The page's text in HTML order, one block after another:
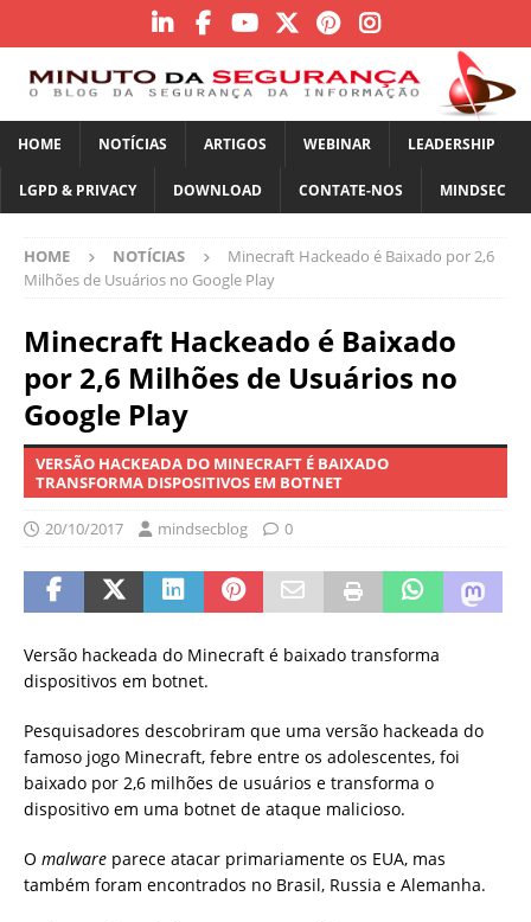
HOME NOTÍCIAS ARTIGOS WEBINAR LEADERSHIP
LGPD & PRIVACY DOWNLOAD CONTATE-NOS MINDSEC
HOME NOTÍCIAS
Minecraft Hackeado é Baixado por 2,6
Milhões de Usuários no Google Play
Minecraft Hackeado é Baixado
por 2,6 Milhões de Usuários no
Google Play
VERSÃO HACKEADA DO MINECRAFT É BAIXADO
TRANSFORMA DISPOSITIVOS EM BOTNET
20/10/2017 mindsecblog 0
Versão hackeada do Minecraft é baixado transforma
dispositivos em botnet.
Pesquisadores descobriram que uma versão hackeada do
famoso jogo Minecraft, febre entre os adolescentes, foi
baixado por 2,6 milhões de usuários e transforma o
dispositivo em uma botnet de ataque malicioso.
O malware parece atacar primariamente os EUA, mas
também foram encontrados no Brasil, Russia e Alemanha.